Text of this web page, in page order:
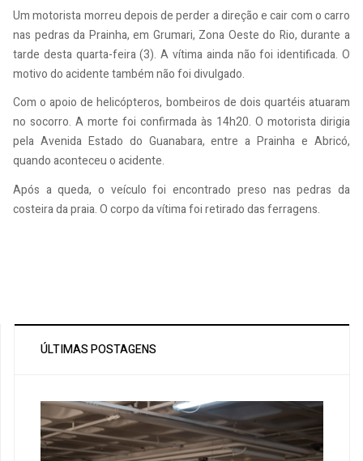
Um motorista morreu depois de perder a direção e cair com o carro
nas pedras da Prainha, em Grumari, Zona Oeste do Rio, durante a
tarde desta quarta-feira (3). A vítima ainda não foi identificada. O
motivo do acidente também não foi divulgado.
Com o apoio de helicópteros, bombeiros de dois quartéis atuaram
no socorro. A morte foi confirmada às 14h20. O motorista dirigia
pela Avenida Estado do Guanabara, entre a Prainha e Abricó,
quando aconteceu o acidente.
Após a queda, o veículo foi encontrado preso nas pedras da
costeira da praia. O corpo da vítima foi retirado das ferragens.
ÚLTIMAS POSTAGENS